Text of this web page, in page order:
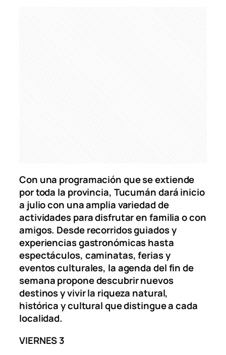
Con una programación que se extiende
por toda la provincia, Tucumán dará inicio
a julio con una amplia variedad de
actividades para disfrutar en familia o con
amigos. Desde recorridos guiados y
experiencias gastronómicas hasta
espectáculos, caminatas, ferias y
eventos culturales, la agenda del fin de
semana propone descubrir nuevos
destinos y vivir la riqueza natural,
histórica y cultural que distingue a cada
localidad.
VIERNES 3